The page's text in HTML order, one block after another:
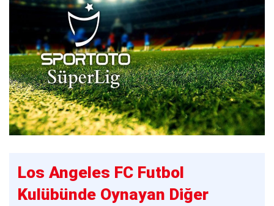
Los Angeles FC Futbol
Kulübünde Oynayan Diğer